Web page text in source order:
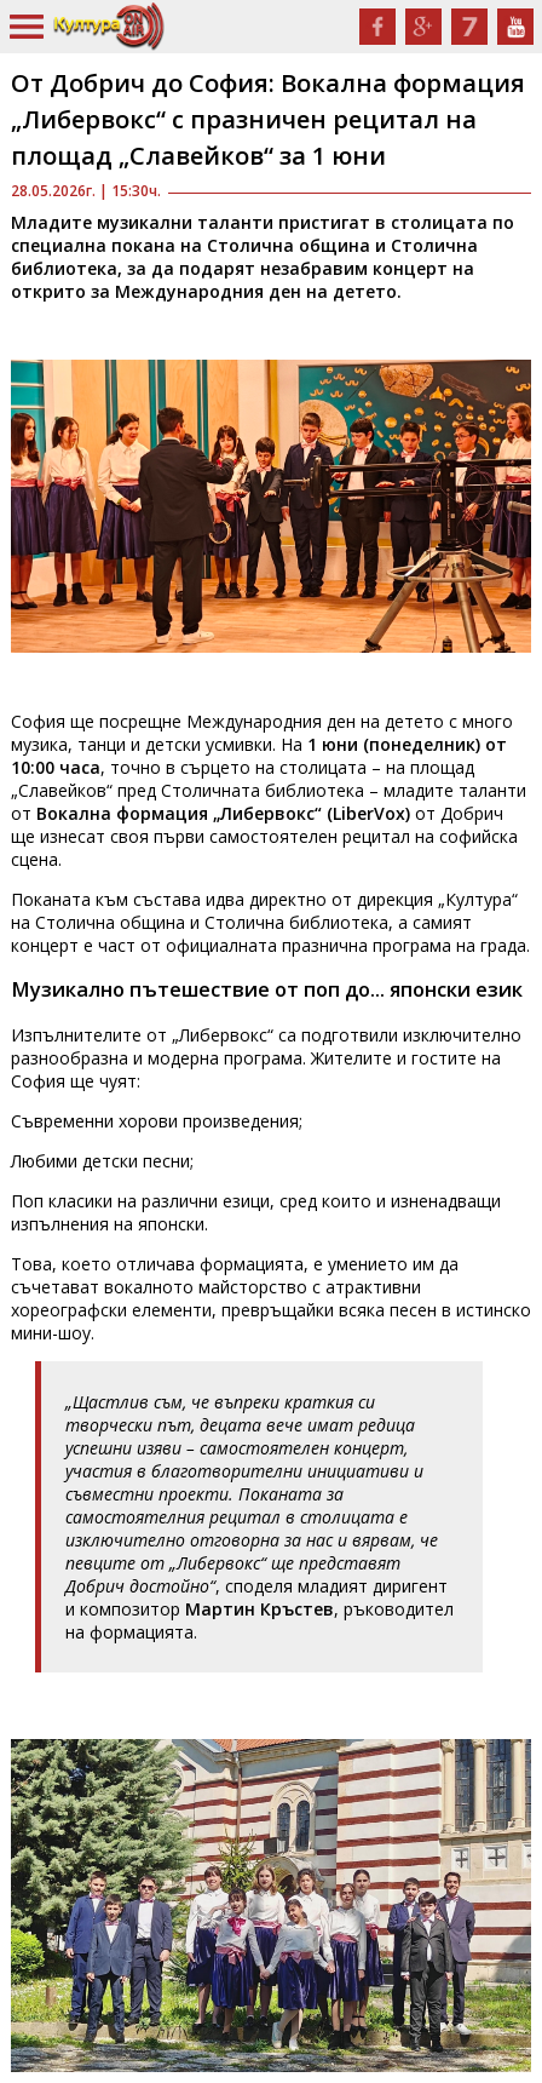
28.05.2026г. | 15:30ч.
От Добрич до София: Вокална формация
„Либервокс“ с празничен рецитал на
площад „Славейков“ за 1 юни
Младите музикални таланти пристигат в столицата по
специална покана на Столична община и Столична
библиотека, за да подарят незабравим концерт на
открито за Международния ден на детето.
София ще посрещне Международния ден на детето с много
музика, танци и детски усмивки. На 1 юни (понеделник) от
10:00 часа, точно в сърцето на столицата – на площад
„Славейков“ пред Столичната библиотека – младите таланти
от Вокална формация „Либервокс“ (LiberVox)от Добрич
ще изнесат своя първи самостоятелен рецитал на софийска
сцена.
Поканата към състава идва директно от дирекция „Култура“
на Столична община и Столична библиотека, а самият
концерт е част от официалната празнична програма на града.
Музикално пътешествие от поп до... японски език
Изпълнителите от „Либервокс“ са подготвили изключително
разнообразна и модерна програма. Жителите и гостите на
София ще чуят:
Съвременни хорови произведения;
Любими детски песни;
Поп класики на различни езици, сред които и изненадващи
изпълнения на японски.
Това, което отличава формацията, е умението им да
съчетават вокалното майсторство с атрактивни
хореографски елементи, превръщайки всяка песен в истинско
мини-шоу.
„Щастлив съм, че въпреки краткия си
творчески път, децата вече имат редица
успешни изяви – самостоятелен концерт,
участия в благотворителни инициативи и
съвместни проекти. Поканата за
самостоятелния рецитал в столицата е
изключително отговорна за нас и вярвам, че
певците от „Либервокс“ ще представят
Добрич достойно“, споделя младият диригент
и композитор Мартин Кръстев, ръководител
на формацията.